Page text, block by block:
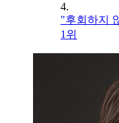
4.
"후회하지
1위